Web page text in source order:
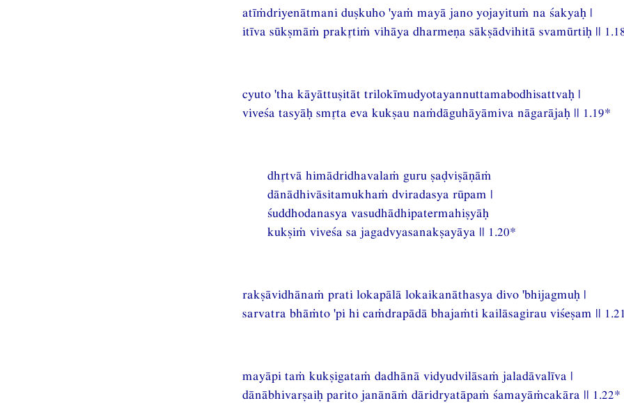
atīṁdriyenātmani duṣkuho 'yaṁ mayā jano yojayituṁ na śakyaḥ |
itīva sūkṣmāṁ praktiṁ vihāya dharmeṇa sākṣādvihitā svamūrtiḥ ||
cyuto 'tha kāyāttuṣitāt trilokīmudyotayannuttamabodhisattvaḥ |
viveśa tasyāḥ smta eva kukṣau naṁdāguhāyāmiva nāgarājaḥ || 1.19*
dhtvā himādridhavalaṁ guru ṣaḍviṣāṇāṁ
dānādhivāsitamukhaṁ dviradasya rūpam |
śuddhodanasya vasudhādhipatermahiṣyāḥ
kukṣiṁ viveśa sa jagadvyasanakṣayāya || 1.20*
rakṣāvidhānaṁ prati lokapālā lokaikanāthasya divo 'bhijagmuḥ |
sarvatra bhāṁto 'pi hi caṁdrapādā bhajaṁti kailāsagirau viśeṣam ||
mayāpi taṁ kukṣigataṁ dadhānā vidyudvilāsaṁ jaladāvalīva |
dānābhivarṣaiḥ parito janānāṁ dāridryatāpaṁ śamayāṁcakāra || 1.22*